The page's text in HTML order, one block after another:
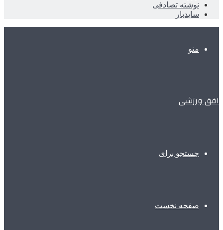
نوشته تصادفی
سایدبار
منو
افق ورزشی
جستجو برای
صفحه نخست